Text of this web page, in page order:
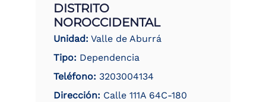
DISTRITO
NOROCCIDENTAL
Unidad: Valle de Aburrá
Tipo: Dependencia
Teléfono: 3203004134
Dirección: Calle 111A 64C-180